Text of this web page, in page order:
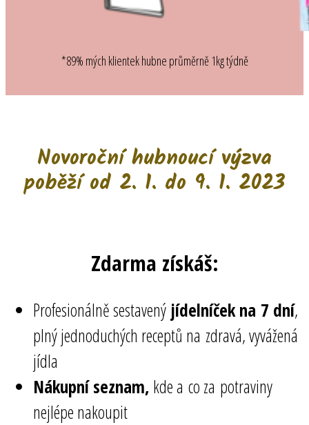
*89% mých klientek hubne průměrně 1kg týdně
Novoroční hubnoucí výzva
poběží od 2. 1. do 9. 1. 2023
Zdarma získáš:
Profesionálně sestavený jídelníček na 7 dní,
plný jednoduchých receptů na zdravá, vyvážená
jídla
Nákupní seznam, kde a co za potraviny
nejlépe nakoupit